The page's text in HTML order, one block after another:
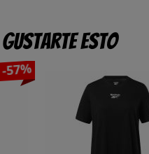
gustarte esto
-57%